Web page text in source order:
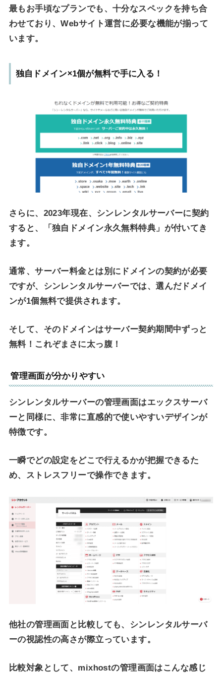
最もお手頃なプランでも、十分なスペックを持ち合
わせており、Webサイト運営に必要な機能が揃って
います。
独自ドメイン×1個が無料で手に入る！
さらに、2023年現在、シンレンタルサーバーに契約
すると、「独自ドメイン永久無料特典」が付いてき
ます。
通常、サーバー料金とは別にドメインの契約が必要
ですが、シンレンタルサーバーでは、選んだドメイ
ンが1個無料で提供されます。
そして、そのドメインはサーバー契約期間中ずっと
無料！これぞまさに太っ腹！
管理画面が分かりやすい
シンレンタルサーバーの管理画面はエックスサーバ
ーと同様に、非常に直感的で使いやすいデザインが
特徴です。
一瞬でどの設定をどこで行えるかが把握できるた
め、ストレスフリーで操作できます。
他社の管理画面と比較しても、シンレンタルサーバ
ーの視認性の高さが際立っています。
比較対象として、mixhostの管理画面はこんな感じ